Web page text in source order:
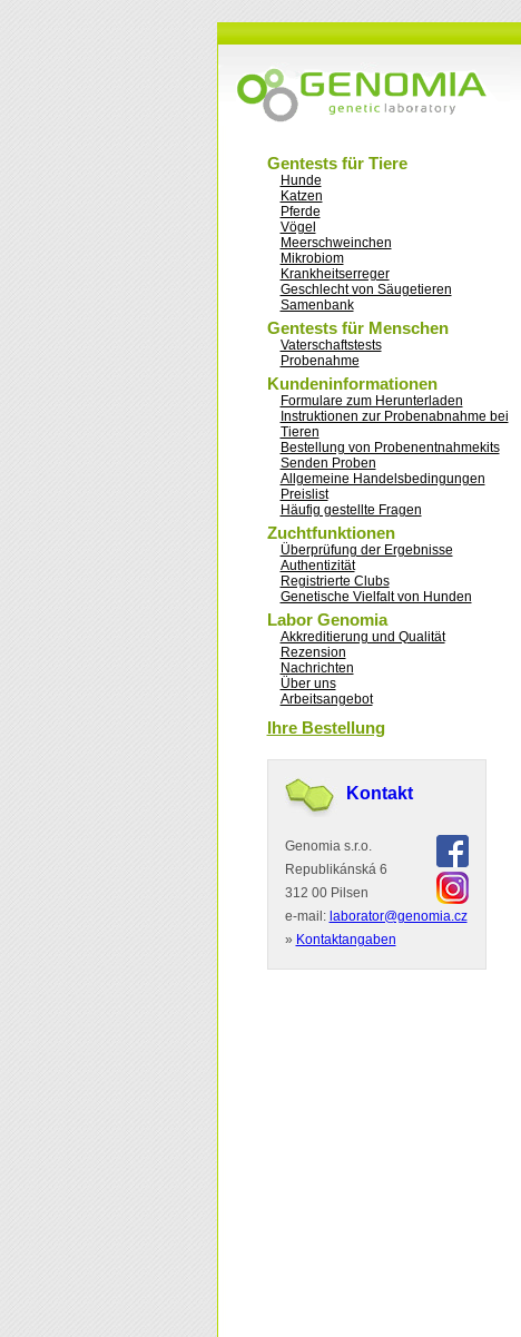
Gentests für Tiere
Hunde
Katzen
Pferde
Vögel
Meerschweinchen
Mikrobiom
Krankheitserreger
Geschlecht von Säugetieren
Samenbank
Gentests für Menschen
Vaterschaftstests
Probenahme
Kundeninformationen
Formulare zum Herunterladen
Instruktionen zur Probenabnahme bei
Tieren
Bestellung von Probenentnahmekits
Senden Proben
Allgemeine Handelsbedingungen
Preislist
Häufig gestellte Fragen
Zuchtfunktionen
Überprüfung der Ergebnisse
Authentizität
Registrierte Clubs
Genetische Vielfalt von Hunden
Labor Genomia
Akkreditierung und Qualität
Rezension
Nachrichten
Über uns
Arbeitsangebot
Ihre Bestellung
Kontakt
Genomia s.r.o.
Republikánská 6
312 00 Pilsen
e-mail: laborator@genomia.cz
» Kontaktangaben